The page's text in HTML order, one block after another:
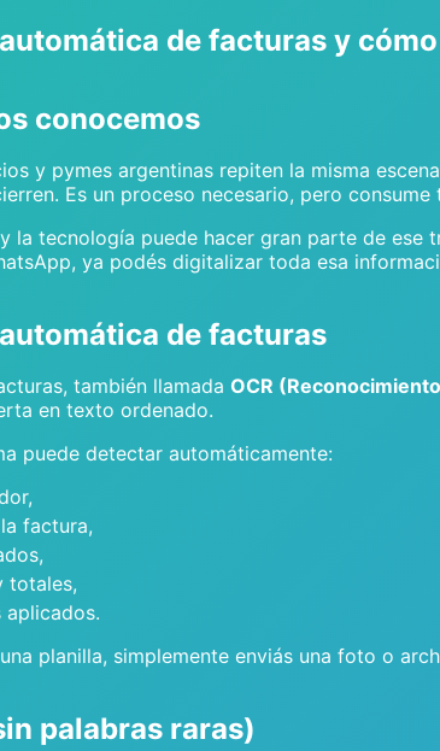
de facturas y
conocemos
y pymes argentinas repiten la misma
Es un proceso necesario, pero consume
la tecnología puede hacer gran parte de
ya podés digitalizar toda esa
de facturas
también llamada OCR
en texto ordenado.
puede detectar automáticamente:
factura,
totales,
aplicados.
planilla, simplemente enviás una foto o
palabras raras)